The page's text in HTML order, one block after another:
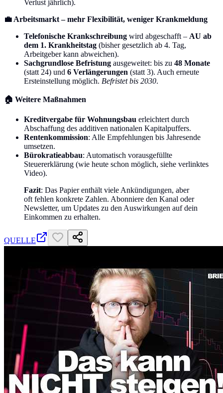
Verlust jährlich).
💼 Arbeitsmarkt – mehr Flexibilität, weniger Krankmeldung
Telefonische Krankschreibung wird abgeschafft – AU ab
dem 1. Krankheitstag (bisher gesetzlich ab 4. Tag,
Arbeitgeber kann abweichen).
Sachgrundlose Befristung ausgeweitet: bis zu 48 Monate
(statt 24) und 6 Verlängerungen (statt 3). Auch erneute
Ersteinstellung möglich. Befristet bis 2030.
🏠 Weitere Maßnahmen
Kreditvergabe für Wohnungsbau erleichtert durch
Abschaffung des additiven nationalen Kapitalpuffers.
Rentenkommission: Alle Empfehlungen bis Jahresende
umsetzen.
Bürokratieabbau: Automatisch vorausgefüllte
Steuererklärung (wie heute schon möglich, siehe verlinktes
Video).
Fazit: Das Papier enthält viele Ankündigungen, aber
oft fehlen konkrete Zahlen. Abonniere den Kanal oder
Newsletter, um Updates zu den Auswirkungen auf dein
Einkommen zu erhalten.
QUELLE